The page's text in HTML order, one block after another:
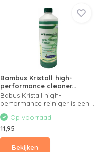
Bambus Kristall high-
performance cleaner...
Babus Kristall high-
performance reiniger is een ...
Op voorraad
11,95
Bekijken